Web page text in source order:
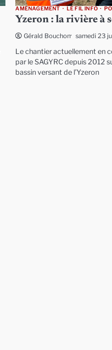
AMÉNAGEMENT LE FIL INFO
Yzeron : la rivière à
Gérald Bouchon samedi 23
Le chantier actuellement en
par le SAGYRC depuis 2012
bassin versant de l’Yzeron